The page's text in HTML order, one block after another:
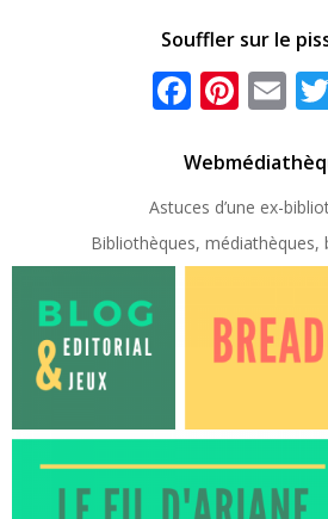
Souffler sur le
Astuces d’une ex-
Bibliothèques, médiathèques,